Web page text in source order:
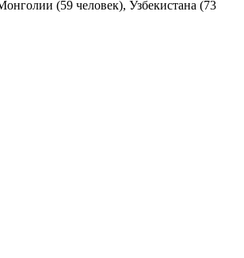
(59 человек), Узбекистана (73